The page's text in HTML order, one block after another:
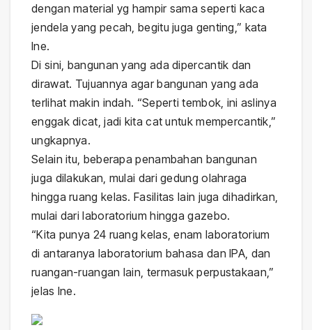
dengan material yg hampir sama seperti kaca
jendela yang pecah, begitu juga genting,” kata
Ine.
Di sini, bangunan yang ada dipercantik dan
dirawat. Tujuannya agar bangunan yang ada
terlihat makin indah. “Seperti tembok, ini aslinya
enggak dicat, jadi kita cat untuk mempercantik,”
ungkapnya.
Selain itu, beberapa penambahan bangunan
juga dilakukan, mulai dari gedung olahraga
hingga ruang kelas. Fasilitas lain juga dihadirkan,
mulai dari laboratorium hingga gazebo.
“Kita punya 24 ruang kelas, enam laboratorium
di antaranya laboratorium bahasa dan IPA, dan
ruangan-ruangan lain, termasuk perpustakaan,”
jelas Ine.